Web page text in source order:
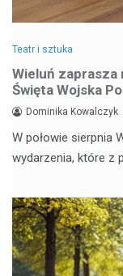
Teatr i sztuka
Wieluń
Święta Wojska
Dominika Kowalczyk
W połowie sierpnia
wydarzenia, które z